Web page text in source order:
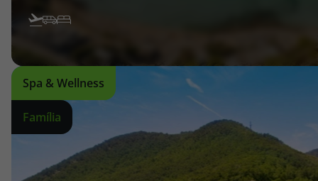
Spa & Wellness
Família